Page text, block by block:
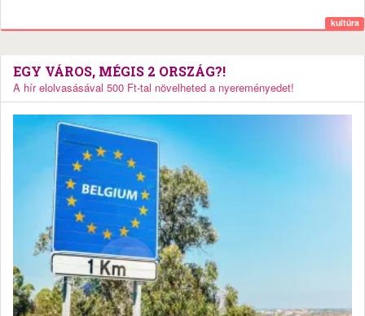
kultúra
EGY VÁROS, MÉGIS 2 ORSZÁG?!
A hír elolvasásával 500 Ft-tal növelheted a nyereményedet!